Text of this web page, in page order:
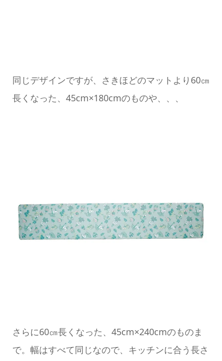
同じデザインですが、さきほどのマットより60㎝
長くなった、45cm×180cmのものや、、、
さらに60㎝長くなった、45cm×240cmのものま
で。幅はすべて同じなので、キッチンに合う長さ